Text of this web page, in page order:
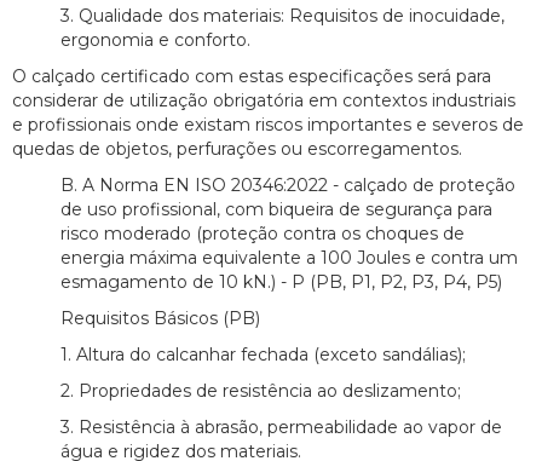
3. Qualidade dos materiais: Requisitos de inocuidade,
ergonomia e conforto.
O calçado certificado com estas especificações será para
considerar de utilização obrigatória em contextos industriais
e profissionais onde existam riscos importantes e severos de
quedas de objetos, perfurações ou escorregamentos.
B. A Norma EN ISO 20346:2022 - calçado de proteção
de uso profissional, com biqueira de segurança para
risco moderado (proteção contra os choques de
energia máxima equivalente a 100 Joules e contra um
esmagamento de 10 kN.) - P (PB, P1, P2, P3, P4, P5)
Requisitos Básicos (PB)
1. Altura do calcanhar fechada (exceto sandálias);
2. Propriedades de resistência ao deslizamento;
3. Resistência à abrasão, permeabilidade ao vapor de
água e rigidez dos materiais.